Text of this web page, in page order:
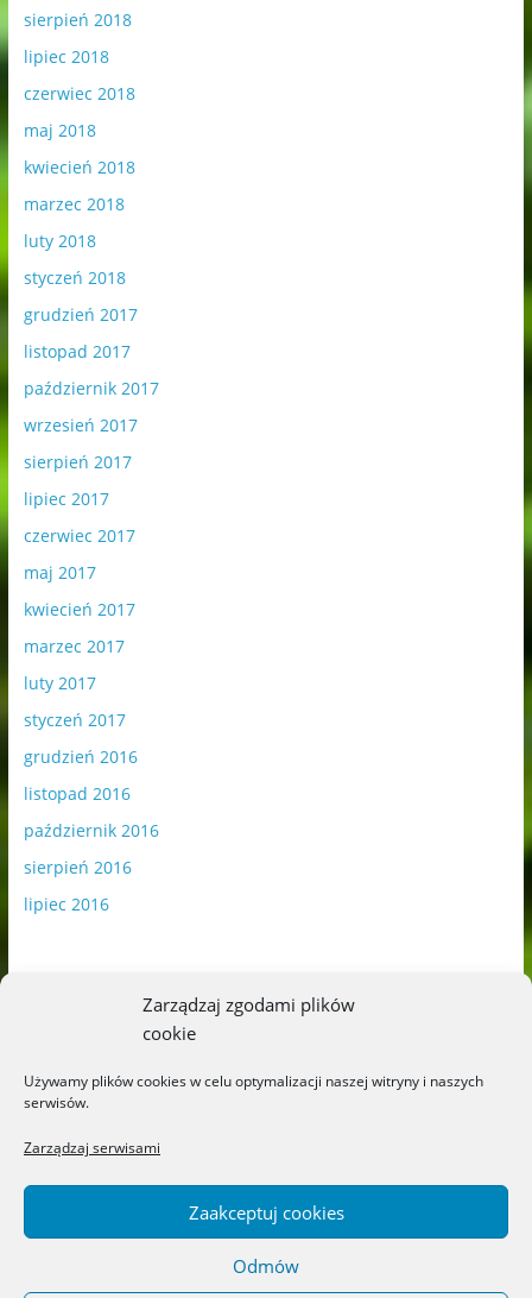
Zarządzaj zgodami plików
cookie
Używamy plików cookies w celu optymalizacji naszej witryny i naszych
serwisów.
Zarządzaj serwisami
Zaakceptuj cookies
Odmów
sierpień 2018
lipiec 2018
czerwiec 2018
maj 2018
kwiecień 2018
marzec 2018
luty 2018
styczeń 2018
grudzień 2017
listopad 2017
październik 2017
wrzesień 2017
sierpień 2017
lipiec 2017
czerwiec 2017
maj 2017
kwiecień 2017
marzec 2017
luty 2017
styczeń 2017
grudzień 2016
listopad 2016
październik 2016
sierpień 2016
lipiec 2016
Blog o książkach dla dzieci i młodzieży –